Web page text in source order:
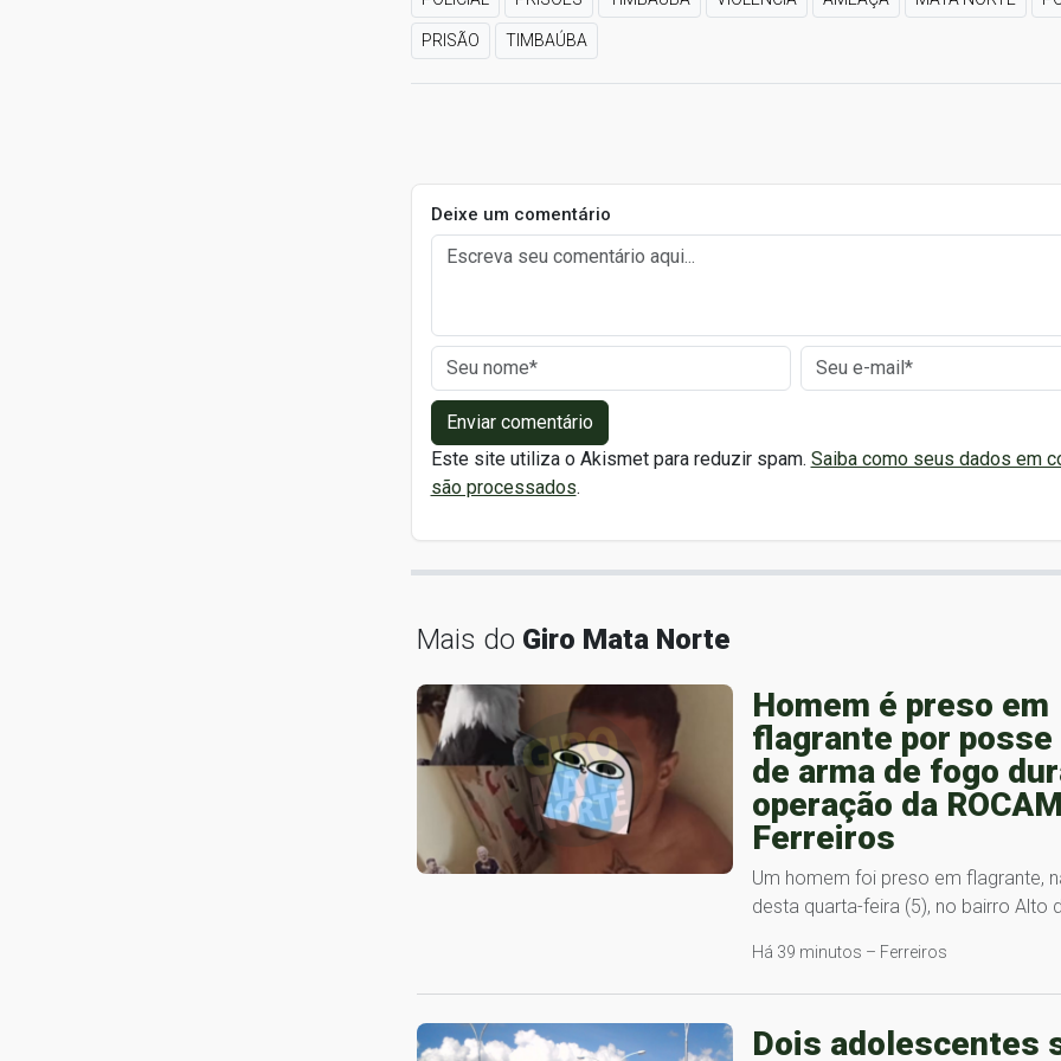
PRISÃO TIMBAÚBA
Deixe um comentário
Enviar comentário
Este site utiliza o Akismet para reduzir spam. Saiba como seus dados em
são processados.
Mais do Giro Mata Norte
Homem é preso em
flagrante por
de arma de fogo
operação da
Ferreiros
Um homem foi preso em flagrante,
desta quarta-feira (5), no bairro Alto
Há 39 minutos – Ferreiros
Dois adolescentes